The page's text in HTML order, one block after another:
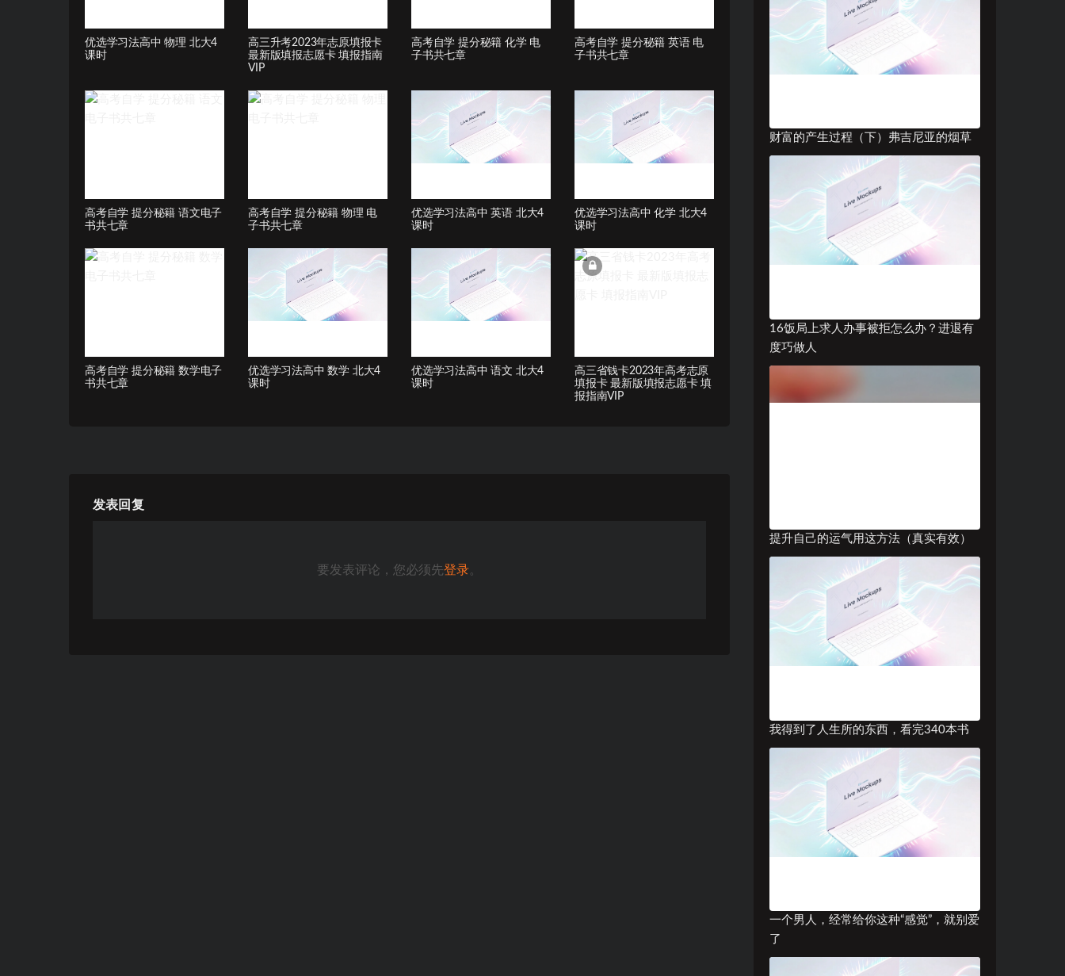
优选学习法高中 物理 北大4
课时
高三升考2023年志原填报卡
最新版填报志愿卡 填报指南
VIP
高考自学 提分秘籍 化学 电
子书共七章
高考自学 提分秘籍 英语 电
子书共七章
高考自学 提分秘籍 语文电子
书共七章
高考自学 提分秘籍 物理 电
子书共七章
优选学习法高中 英语 北大4
课时
优选学习法高中 化学 北大4
课时
高考自学 提分秘籍 数学电子
书共七章
优选学习法高中 数学 北大4
课时
优选学习法高中 语文 北大4
课时
高三省钱卡2023年高考志原
填报卡 最新版填报志愿卡 填
报指南VIP
发表回复
要发表评论，您必须先登录。
财富的产生过程（下）弗吉尼亚的烟草
16饭局上求人办事被拒怎么办？进退有
度巧做人
提升自己的运气用这方法（真实有效）
我得到了人生所的东西，看完340本书
一个男人，经常给你这种“感觉”，就别爱
了